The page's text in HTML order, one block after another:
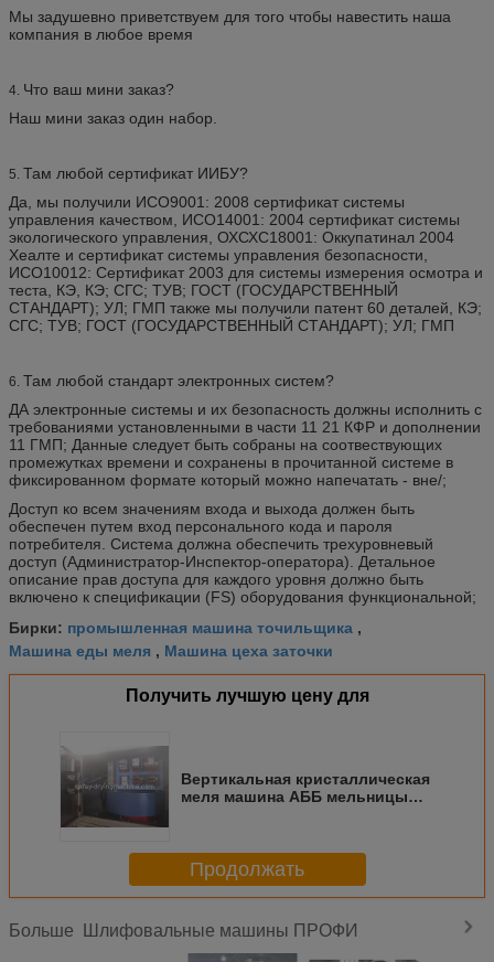
Мы задушевно приветствуем для того чтобы навестить наша
компания в любое время
4. Что ваш мини заказ?
Наш мини заказ один набор.
5. Там любой сертификат ИИБУ?
Да, мы получили ИСО9001: 2008 сертификат системы
управления качеством, ИСО14001: 2004 сертификат системы
экологического управления, ОХСХС18001: Оккупатинал 2004
Хеалте и сертификат системы управления безопасности,
ИСО10012: Сертификат 2003 для системы измерения осмотра и
теста, КЭ, КЭ; СГС; ТУВ; ГОСТ (ГОСУДАРСТВЕННЫЙ
СТАНДАРТ); УЛ; ГМП также мы получили патент 60 деталей, КЭ;
СГС; ТУВ; ГОСТ (ГОСУДАРСТВЕННЫЙ СТАНДАРТ); УЛ; ГМП
6. Там любой стандарт электронных систем?
ДА электронные системы и их безопасность должны исполнить с
требованиями установленными в части 11 21 КФР и дополнении
11 ГМП; Данные следует быть собраны на соотвествующих
промежутках времени и сохранены в прочитанной системе в
фиксированном формате который можно напечатать - вне/;
Доступ ко всем значениям входа и выхода должен быть
обеспечен путем вход персонального кода и пароля
потребителя. Система должна обеспечить трехуровневый
доступ (Администратор-Инспектор-оператора). Детальное
описание прав доступа для каждого уровня должно быть
включено к спецификации (FS) оборудования функциональной;
Бирки: промышленная машина точильщика ,
Машина еды меля , Машина цеха заточки
Получить лучшую цену для
Вертикальная кристаллическая
меля машина АББ мельницы
Продолжать
Больше Шлифовальные машины ПРОФИ